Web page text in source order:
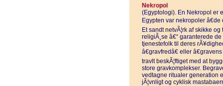
Nekropol
(Egyptologi). En Nekropol er
Egypten var nekropoler â€de
Et sandt netvÃ¦rk af skikke
religiÃ¸se â€“ garanterede
tjenestefolk til deres
â€gravfredâ€ eller
travlt beskÃ¦ftiget med at
store gravkomplekser.
vedtagne ritualer generation
jÃ¦vnligt og cyklisk